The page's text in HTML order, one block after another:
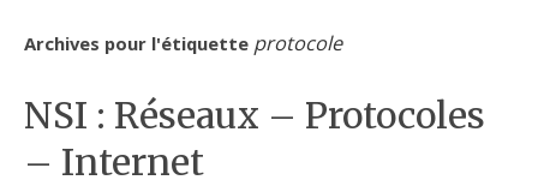
Archives pour l'étiquette protocole
NSI : Réseaux – Protocoles
– Internet